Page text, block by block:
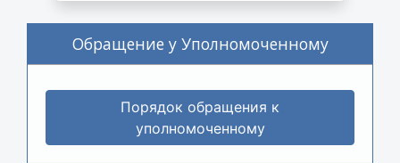
Обращение у Уполномоченному
Порядок обращения к
уполномоченному